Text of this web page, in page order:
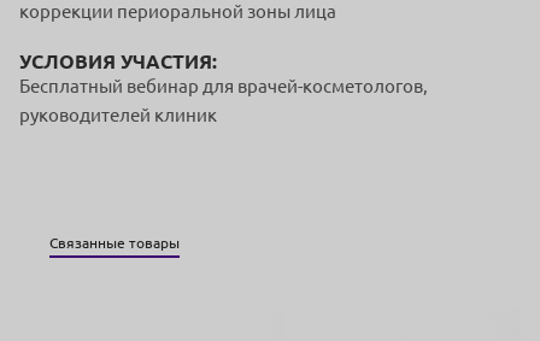
коррекции периоральной зоны лица
УСЛОВИЯ УЧАСТИЯ:
Бесплатный вебинар для врачей-косметологов,
руководителей клиник
Связанные товары